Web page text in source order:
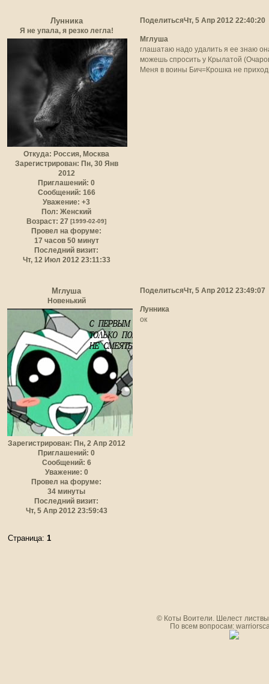
ПоделитьсяЧт, 5 Апр 2012 22:40:20
Лунника
Я не упала, я резко легла!
Откуда: Россия, Москва
Зарегистрирован: Пн, 30 Янв
2012
Приглашений: 0
Сообщений: 166
Уважение: +3
Пол: Женский
Возраст: 27[1999-02-09]
Провел на форуме:
17 часов 50 минут
Последний визит:
Чт, 12 Июл 2012 23:11:33
Мглуша
глашатаю надо удалить я ее знаю
можешь спросить у Крылатой
Меня в воины Бич=Крошка не
ПоделитьсяЧт, 5 Апр 2012 23:49:07
Мглуша
Новенький
Зарегистрирован: Пн, 2 Апр 2012
Приглашений: 0
Сообщений: 6
Уважение: 0
Провел на форуме:
34 минуты
Последний визит:
Чт, 5 Апр 2012 23:59:43
Лунника
ок
Страница: 1
© Коты Воители. Шелест
По всем вопросам: